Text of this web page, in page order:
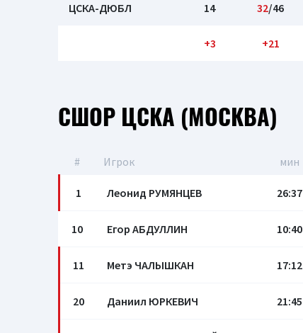
ЦСКА-ДЮБЛ 14 32/46
+3 +21
СШОР ЦСКА (МОСКВА)
# Игрок мин
1 Леонид РУМЯНЦЕВ 26:37
10 Егор АБДУЛЛИН 10:40
11 Метэ ЧАЛЫШКАН 17:12
20 Даниил ЮРКЕВИЧ 21:45